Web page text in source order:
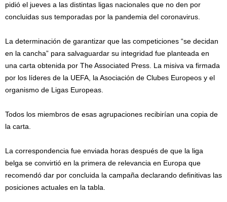
pidió el jueves a las distintas ligas nacionales que no den por
concluidas sus temporadas por la pandemia del coronavirus.
La determinación de garantizar que las competiciones “se decidan
en la cancha” para salvaguardar su integridad fue planteada en
una carta obtenida por The Associated Press. La misiva va firmada
por los líderes de la UEFA, la Asociación de Clubes Europeos y el
organismo de Ligas Europeas.
Todos los miembros de esas agrupaciones recibirían una copia de
la carta.
La correspondencia fue enviada horas después de que la liga
belga se convirtió en la primera de relevancia en Europa que
recomendó dar por concluida la campaña declarando definitivas las
posiciones actuales en la tabla.